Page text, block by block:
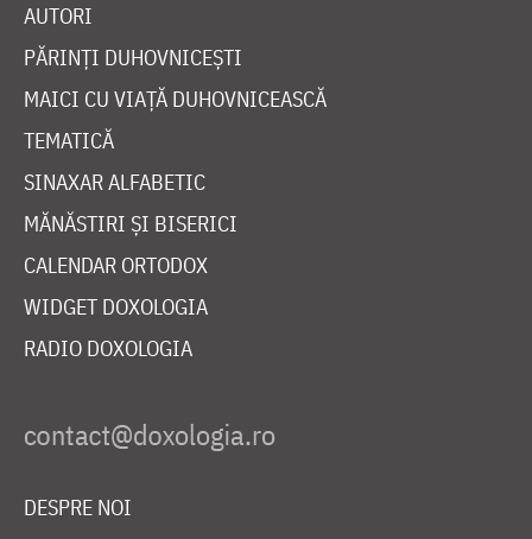
AUTORI
PĂRINȚI DUHOVNICEȘTI
MAICI CU VIAȚĂ DUHOVNICEASCĂ
TEMATICĂ
SINAXAR ALFABETIC
MĂNĂSTIRI ȘI BISERICI
CALENDAR ORTODOX
WIDGET DOXOLOGIA
RADIO DOXOLOGIA
DESPRE NOI